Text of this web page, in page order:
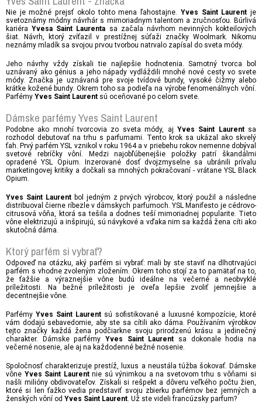
Nie je možné prejsť okolo tohto mena ľahostajne. Yves Saint Laurent je
svetoznámy módny návrhár s mimoriadnym talentom a zručnosťou. Búrlivá
kariéraYvesa Saint Laurenta sa začala návrhom nevinných kokteilových
šiat. Návrh, ktorý zvíťazil v prestížnej súťaži značky Woolmark. Nikomu
neznámy mladík sa svojou prvou tvorbou natrvalo zapísal do sveta módy.
Jeho návrhy vždy získali tie najlepšie hodnotenia. Samotný tvorca bol
uznávaný ako génius a jeho nápady vydláždili mnohé nové cesty vo svete
módy. Značka je uznávaná pre svoje tvídové bundy, vysoké čižmy alebo
krátke kožené bundy. Okrem toho sa podieľa na výrobe fenomenálnych vôní.
Parfémy Yves Saint Laurent sú oceňované po celom svete.
Dámske parfémy Yves Saint Laurent
Podobne ako mnohí tvorcovia zo sveta módy, aj Yves Saint Laurentsa
rozhodol debutovať na trhu s parfumami. Tento krok sa ukázal ako skvelý
ťah. Prvý parfém YSL vznikol v roku 1964 a v priebehu rokov nemenne dobýval
svetové rebríčky vôní. Medzi najobľúbenejšie položky patrí škandálmi
opradené YSL Opium. Inzerované dosť dvojzmyselne sa ubránili prívalu
marketingovej kritiky a dočkali sa mnohých pokračovaní - vrátane YSL Black
Opium.
Yves Saint Laurentbol jedným z prvých výrobcov, ktorý použil a následne
distribuoval čierne ríbezle v dámskych parfumoch. YSL Manifesto je cédrovo-
citrusová vôňa, ktorá sa tešila a dodnes teší mimoriadnej popularite. Tieto
vône elektrizujú a inšpirujú, sú návykové a vďaka nim sa každá žena cíti ako
skutočná dáma.
Ktorý parfém si vybrať?
Odpoveď na otázku, aký parfém si vybrať: mali by ste staviť na dlhotrvajúci
parfém s vhodne zvoleným zložením. Okrem toho stojí za to pamätať na to,
že ťažšie a výraznejšie vône budú ideálne na večerné a neobvyklé
príležitosti. Na bežné príležitosti je oveľa lepšie zvoliť jemnejšie a
decentnejšie vône.
Parfémy Yves Saint Laurent sú sofistikované a luxusné kompozície, ktoré
vám dodajú sebavedomie, aby ste sa cítili ako dáma. Používaním výrobkov
tejto značky každá žena podčiarkne svoju prirodzenú krásu a jedinečný
charakter. Dámske parfémy Yves Saint Laurent sa dokonale hodia na
večerné nosenie, ale aj na každodenné bežné nosenie.
Spoločnosť charakterizuje prestíž, luxus a neustála túžba šokovať. Dámske
vône Yves Saint Laurentnie sú výnimkou a na svetovom trhu s vôňami si
našli milióny obdivovateľov. Získali si rešpekt a dôveru veľkého počtu žien,
ktoré si len ťažko vedia predstaviť svoju zbierku parfémov bez jemných a
ženských vôní od Yves Saint Laurent. Už ste videli francúzsky parfum?